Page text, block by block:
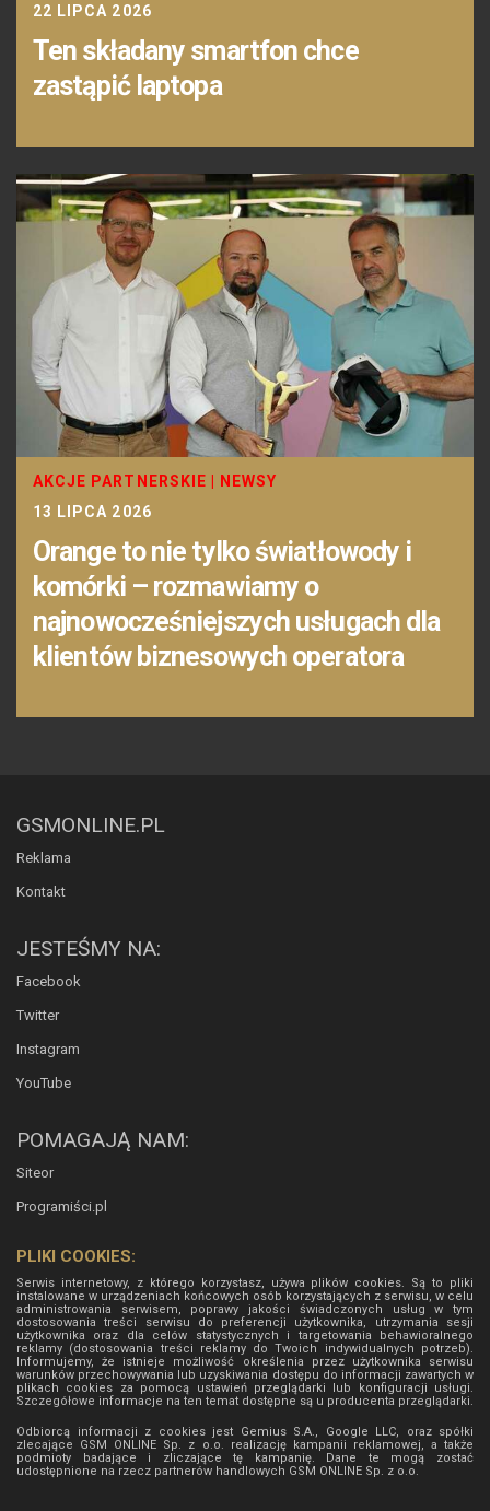
22 LIPCA 2026
Ten składany smartfon chce
zastąpić laptopa
AKCJE PARTNERSKIE
NEWSY
13 LIPCA 2026
Orange to nie tylko światłowody i
komórki – rozmawiamy o
najnowocześniejszych usługach dla
klientów biznesowych operatora
GSMONLINE.PL
Reklama
Kontakt
JESTEŚMY NA:
Facebook
Twitter
Instagram
YouTube
POMAGAJĄ NAM:
Siteor
Programiści.pl
PLIKI COOKIES:
Serwis internetowy, z którego korzystasz, używa plików cookies. Są to pliki
instalowane w urządzeniach końcowych osób korzystających z serwisu, w celu
administrowania serwisem, poprawy jakości świadczonych usług w tym
dostosowania treści serwisu do preferencji użytkownika, utrzymania sesji
użytkownika oraz dla celów statystycznych i targetowania behawioralnego
reklamy (dostosowania treści reklamy do Twoich indywidualnych potrzeb).
Informujemy, że istnieje możliwość określenia przez użytkownika serwisu
warunków przechowywania lub uzyskiwania dostępu do informacji zawartych w
plikach cookies za pomocą ustawień przeglądarki lub konfiguracji usługi.
Szczegółowe informacje na ten temat dostępne są u producenta przeglądarki.
Odbiorcą informacji z cookies jest Gemius S.A., Google LLC, oraz spółki
zlecające GSM ONLINE Sp. z o.o. realizację kampanii reklamowej, a także
podmioty badające i zliczające tę kampanię. Dane te mogą zostać
udostępnione na rzecz partnerów handlowych GSM ONLINE Sp. z o.o.